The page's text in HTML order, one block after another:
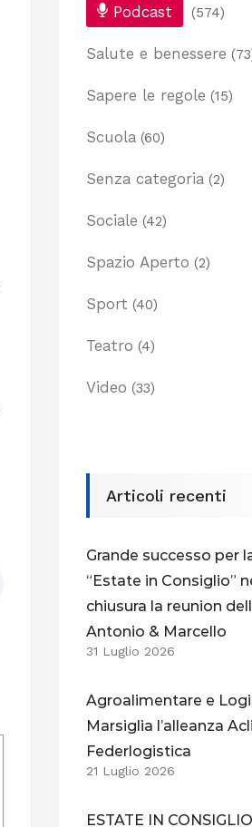
Podcast (574)
Salute e benessere
Sapere le regole (15)
Scuola (60)
Senza categoria (2)
Sociale (42)
Spazio Aperto (2)
Sport (40)
Teatro (4)
Video (33)
Articoli recenti
Grande successo per
“Estate in Consiglio”
chiusura la reunion
Antonio & Marcello
31 Luglio 2026
Agroalimentare e
Marsiglia l’alleanza
Federlogistica
21 Luglio 2026
ESTATE IN